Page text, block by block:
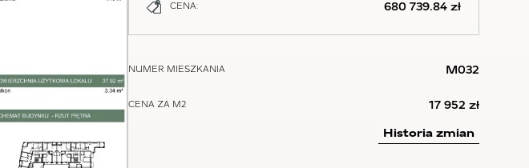
CENA: 680 739.84 zł
NUMER MIESZKANIA M032
CENA ZA M2 17 952 zł
Historia zmian